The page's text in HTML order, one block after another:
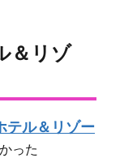
＆リゾ
テル＆リゾー
った